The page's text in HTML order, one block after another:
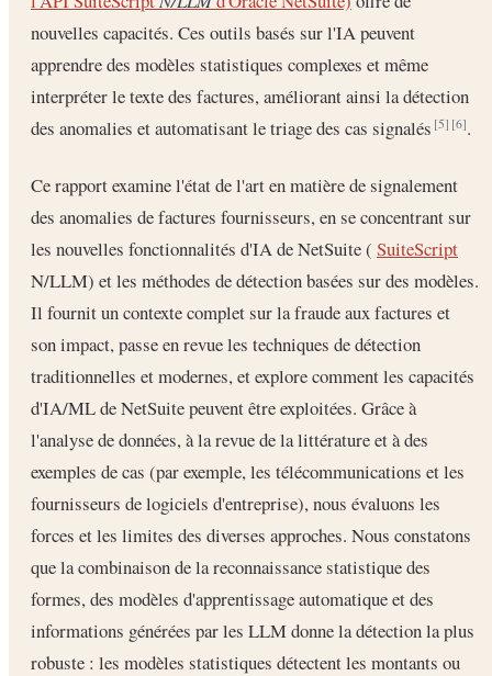
nouvelles capacités. Ces outils basés sur l'IA peuvent
apprendre des modèles statistiques complexes et même
interpréter le texte des factures, améliorant ainsi la détection
des anomalies et automatisant le triage des cas signalés[5] [6].
Ce rapport examine l'état de l'art en matière de signalement
des anomalies de factures fournisseurs, en se concentrant sur
les nouvelles fonctionnalités d'IA de NetSuite ( SuiteScript
N/LLM) et les méthodes de détection basées sur des modèles.
Il fournit un contexte complet sur la fraude aux factures et
son impact, passe en revue les techniques de détection
traditionnelles et modernes, et explore comment les capacités
d'IA/ML de NetSuite peuvent être exploitées. Grâce à
l'analyse de données, à la revue de la littérature et à des
exemples de cas (par exemple, les télécommunications et les
fournisseurs de logiciels d'entreprise), nous évaluons les
forces et les limites des diverses approches. Nous constatons
que la combinaison de la reconnaissance statistique des
formes, des modèles d'apprentissage automatique et des
informations générées par les LLM donne la détection la plus
robuste : les modèles statistiques détectent les montants ou